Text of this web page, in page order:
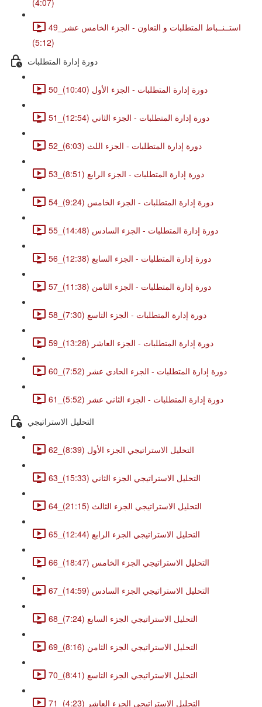
(4:07)
49_استــنــباط المتطلبات و التعاون - الجزء الخامس عشر
(5:12)
دورة إدارة المتطلبات
50_دورة إدارة المتطلبات - الجزء الأول (10:40)
51_دورة إدارة المتطلبات - الجزء الثاني (12:54)
52_دورة إدارة المتطلبات - الجزء اللث (6:03)
53_دورة إدارة المتطلبات - الجزء الرابع (8:51)
54_دورة إدارة المتطلبات - الجزء الخامس (9:24)
55_دورة إدارة المتطلبات - الجزء السادس (14:48)
56_دورة إدارة المتطلبات - الجزء السابع (12:38)
57_دورة إدارة المتطلبات - الجزء الثامن (11:38)
58_دورة إدارة المتطلبات - الجزء التاسع (7:30)
59_دورة إدارة المتطلبات - الجزء العاشر (13:28)
60_دورة إدارة المتطلبات - الجزء الحادي عشر (7:52)
61_دورة إدارة المتطلبات - الجزء الثاني عشر (5:52)
التحليل الاستراتيجي
62_التحليل الاستراتيجي الجزء الأول (8:39)
63_التحليل الاستراتيجي الجزء الثاني (15:33)
64_التحليل الاستراتيجي الجزء الثالث (21:15)
65_التحليل الاستراتيجي الجزء الرابع (12:44)
66_التحليل الاستراتيجي الجزء الخامس (18:47)
67_التحليل الاستراتيجي الجزء السادس (14:59)
68_التحليل الاستراتيجي الجزء السابع (7:24)
69_التحليل الاستراتيجي الجزء الثامن (8:16)
70_التحليل الاستراتيجي الجزء التاسع (8:41)
71_التحليل الاستراتيجي الجزء العاشر (4:23)